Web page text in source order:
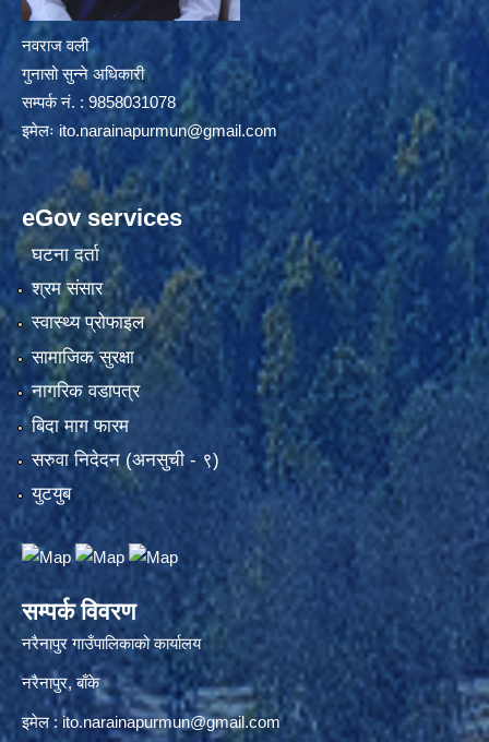
नवराज वली
गुनासो सुन्ने अधिकारी
सम्पर्क नं. : 9858031078
इमेलःito.narainapurmun@gmail.com
eGov services
घटना दर्ता
श्रम संसार
स्वास्थ्य प्रोफाइल
सामाजिक सुरक्षा
नागरिक वडापत्र
बिदा माग फारम
सरुवा निदेदन (अनसुची - ९)
युटयुब
सम्पर्क विवरण
नरैनापुर गाउँपालिकाको कार्यालय
नरैनापुर, बाँके
इमेल :ito.narainapurmun@gmail.com